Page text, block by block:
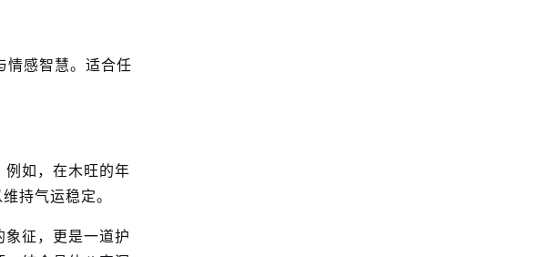
情感智慧。适合任
如，在木旺的年
持气运稳定。
征，更是一道护